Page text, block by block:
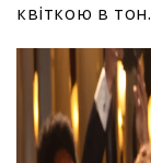
квіткою в тон.